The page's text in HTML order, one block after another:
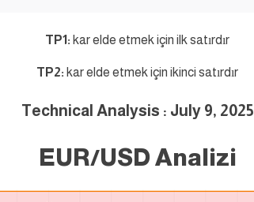
TP1: kar elde etmek için ilk satırdır
TP2: kar elde etmek için ikinci satırdır
Technical Analysis : July 9, 2025
EUR/USD Analizi